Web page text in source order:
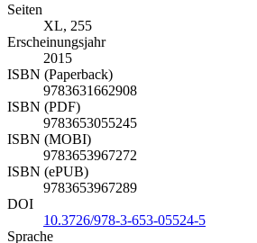
Seiten
XL, 255
Erscheinungsjahr
2015
ISBN (Paperback)
9783631662908
ISBN (PDF)
9783653055245
ISBN (MOBI)
9783653967272
ISBN (ePUB)
9783653967289
DOI
10.3726/978-3-653-05524-5
Sprache